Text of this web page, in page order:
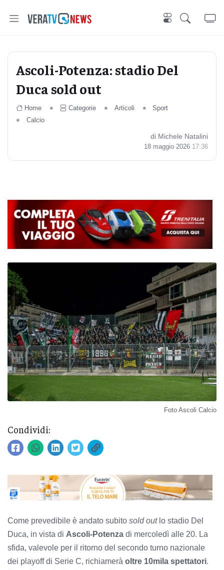
Ascoli-Potenza: stadio Del
Duca sold out
Home Categorie Articoli
Sport
Calcio
di Michele Natalini
18 maggio 2026 17:36
Foto Ascoli Calcio
Condividi:
Come prevedibile è andato subito sold out lo stadio Del
Duca, in vista di Ascoli-Potenza di mercoledì alle 20. La
sfida, valevole per il ritorno del secondo turno nazionale
dei playoff di Serie C, richiamerà oltre 10mila spettatori.